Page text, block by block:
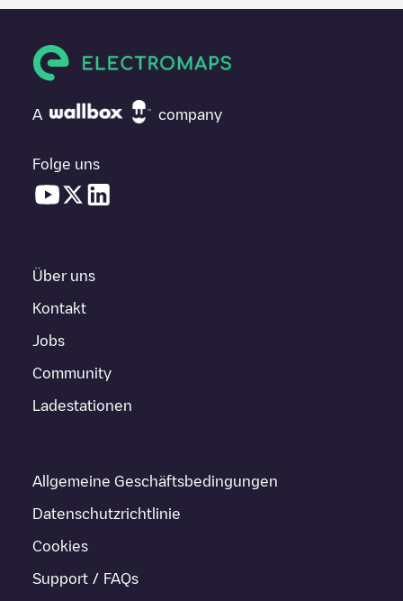
A company
Folge uns
Über uns
Kontakt
Jobs
Community
Ladestationen
Allgemeine Geschäftsbedingungen
Datenschutzrichtlinie
Cookies
Support / FAQs